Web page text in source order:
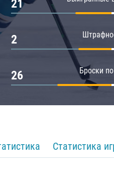
21
2
Броски
26
Статистика